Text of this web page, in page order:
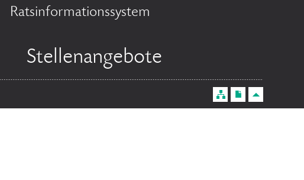
Ratsinformationssystem
Stellenangebote